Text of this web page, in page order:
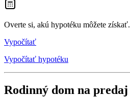
Overte si, akú hypotéku môžete získať.
Vypočítať
Vypočítať hypotéku
Rodinný dom na predaj